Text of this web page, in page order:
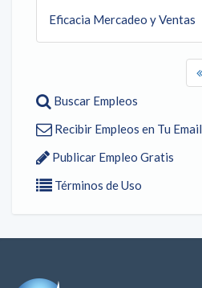
Eficacia Mercadeo y Ventas
Buscar Empleos
Recibir Empleos en Tu Email
Publicar Empleo Gratis
Términos de Uso